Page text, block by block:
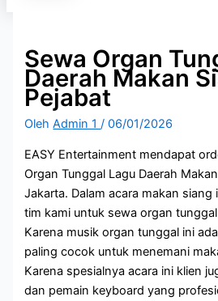
Sewa Organ
Daerah Makan
Pejabat
OlehAdmin 1/06/01/2026
EASY Entertainment mendapat
Organ Tunggal Lagu Daerah
Jakarta. Dalam acara makan
tim kami untuk sewa organ
Karena musik organ tunggal ini
paling cocok untuk menemani
Karena spesialnya acara ini klien
dan pemain keyboard yang